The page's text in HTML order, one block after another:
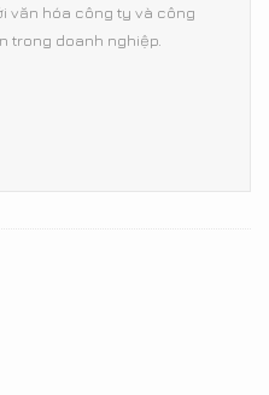
văn hóa công ty và công
trong doanh nghiệp.